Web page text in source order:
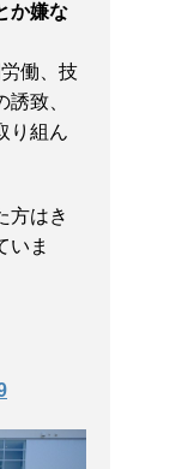
か嫌な
働、技
致、
り組ん
方はき
いま